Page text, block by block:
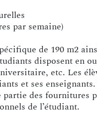
par semaine)
de 190 m2
disposent en
etc. Les
et ses
partie des
de l’étudiant.